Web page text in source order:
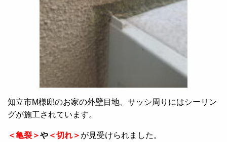
知立市M様邸のお家の外壁目地、サッシ周りにはシーリン
グが施工されています。
＜亀裂＞や ＜切れ＞ が見受けられました。